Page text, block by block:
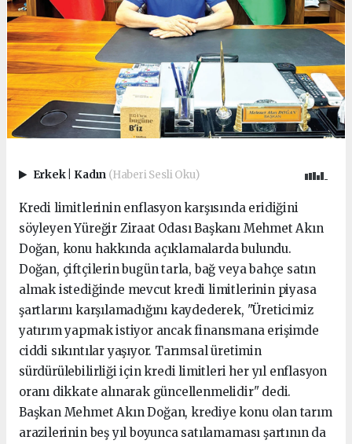
Erkek Kadın (Haberi Sesli Oku)
Kredi limitlerinin enflasyon karşısında eridiğini
söyleyen Yüreğir Ziraat Odası Başkanı Mehmet Akın
Doğan, konu hakkında açıklamalarda bulundu.
Doğan, çiftçilerin bugün tarla, bağ veya bahçe satın
almak istediğinde mevcut kredi limitlerinin piyasa
şartlarını karşılamadığını kaydederek, "Üreticimiz
yatırım yapmak istiyor ancak finansmana erişimde
ciddi sıkıntılar yaşıyor. Tarımsal üretimin
sürdürülebilirliği için kredi limitleri her yıl enflasyon
oranı dikkate alınarak güncellenmelidir" dedi.
Başkan Mehmet Akın Doğan, krediye konu olan tarım
arazilerinin beş yıl boyunca satılamaması şartının da